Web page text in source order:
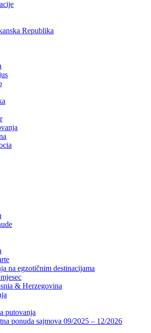
Republika
na egzotičnim destinacijama
& Herzegovina
putovanja
ponuda sajmova 09/2025 – 12/2026